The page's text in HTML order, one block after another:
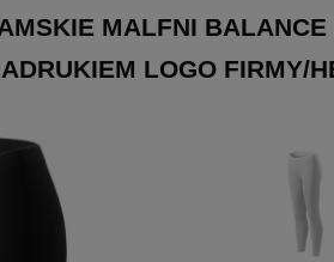
MALFNI
LOGO FIRMY/